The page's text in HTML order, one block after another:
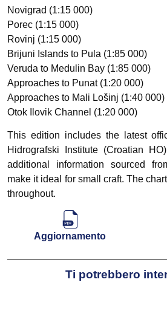
Novigrad (1:15 000)
Porec (1:15 000)
Rovinj (1:15 000)
Brijuni Islands to Pula (1:85 000)
Veruda to Medulin Bay (1:85 000)
Approaches to Punat (1:20 000)
Approaches to Mali Lošinj (1:40 000)
Otok Ilovik Channel (1:20 000)
This edition includes the latest
Hidrografski Institute (Croatian
additional information sourced
make it ideal for small craft. The
throughout.
Aggiornamento
Ti potrebbero